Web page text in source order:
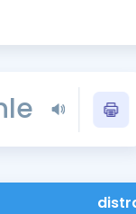
YDS - YÖKDİL Tüm
İngilizce Gramer